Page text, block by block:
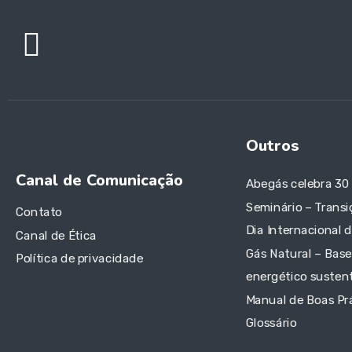
Canal de Comunicação
Contato
Canal de Ética
Política de privacidade
Outros
Abegás celebra 30
Seminário –
Dia Internacional
Gás Natural –
energético
Manual de Boas
Glossário